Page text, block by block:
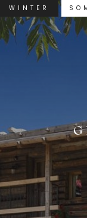
WINTER